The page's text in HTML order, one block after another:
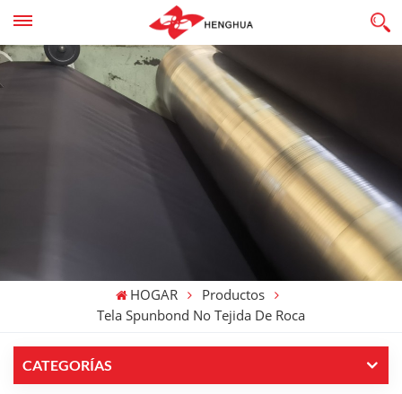
HOGAR
Productos
Tela Spunbond No Tejida De Roca
CATEGORÍAS